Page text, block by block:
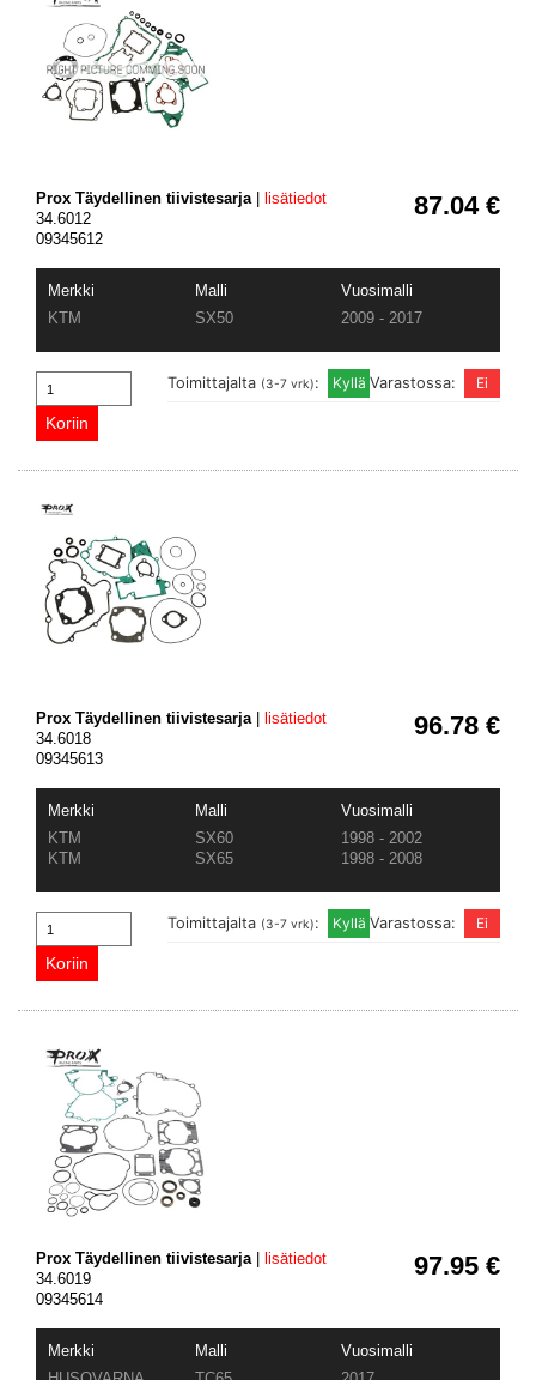
87.04 €
Prox Täydellinen tiivistesarja|
lisätiedot
34.6012
09345612
Merkki Malli
Vuosimalli
KTM
SX50 2009 - 2017
Varastossa:
Toimittajalta (3-7 vrk):
96.78 €
Prox Täydellinen tiivistesarja|
lisätiedot
34.6018
09345613
Merkki Malli
Vuosimalli
KTM
SX60
1998 - 2002
KTM
SX65 1998 - 2008
Varastossa:
Toimittajalta (3-7 vrk):
97.95 €
Prox Täydellinen tiivistesarja|
lisätiedot
34.6019
09345614
Merkki Malli
Vuosimalli